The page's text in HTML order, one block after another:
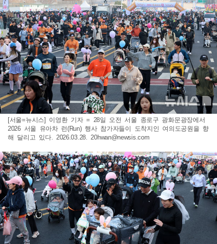
[서울=뉴시스] 이영환 기자 = 28일 오전 서울 종로구 광화문광장에서
2026 서울 유아차 런(Run) 행사 참가자들이 도착지인 여의도공원을 향
해 달리고 있다. 2026.03.28.20hwan@newsis.com